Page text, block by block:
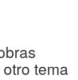
tema